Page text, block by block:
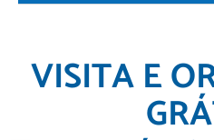
VISITA E